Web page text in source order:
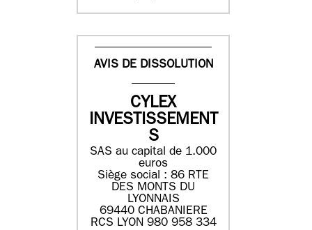
AVIS DE DISSOLUTION
CYLEX
INVESTISSEMENT
S
SAS au capital de 1.000
euros
Siège social : 86 RTE
DES MONTS DU
LYONNAIS
69440 CHABANIERE
RCS LYON 980 958 334